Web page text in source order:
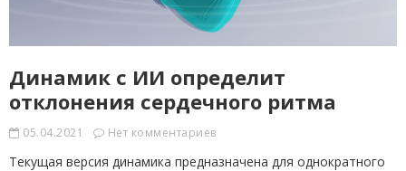
Динамик с ИИ определит
отклонения сердечного ритма
05.04.2021 Нет комментариев
Текущая версия динамика предназначена для однократного